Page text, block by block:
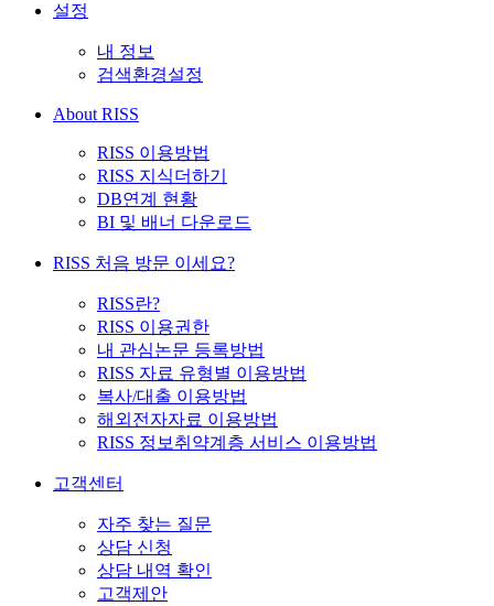
설정
내 정보
검색환경설정
About RISS
RISS 이용방법
RISS 지식더하기
DB연계 현황
BI 및 배너 다운로드
RISS 처음 방문 이세요?
RISS란?
RISS 이용권한
내 관심논문 등록방법
RISS 자료 유형별 이용방법
복사/대출 이용방법
해외전자자료 이용방법
RISS 정보취약계층 서비스 이용방법
고객센터
자주 찾는 질문
상담 신청
상담 내역 확인
고객제안